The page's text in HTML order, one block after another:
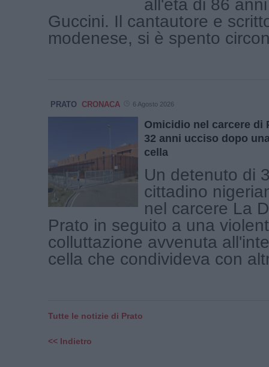
all'età di 86
Guccini. Il cantautore e
modenese, si è spento
PRATO CRONACA 6 Agosto 2026
Omicidio nel carcere di
32 anni ucciso dopo
cella
Un detenuto di
cittadino
nel carcere La
Prato in seguito a una
colluttazione avvenuta
cella che condivideva con
Tutte le notizie di Prato
<< Indietro